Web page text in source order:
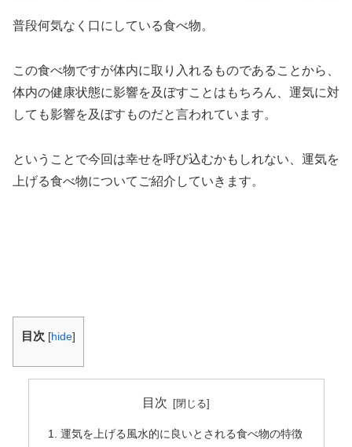
普段何気なく口にしている食べ物。
この食べ物ですが体内に取り入れるものであることから、
体内の健康状態に影響を及ぼすことはもちろん、運気に対
しても影響を及ぼすものだと言われています。
ということで今回は幸せを呼び込むかもしれない、運気を
上げる食べ物についてご紹介していきます。
目次 [hide]
目次
運気を上げる風水的に良いとされる食べ物の特徴